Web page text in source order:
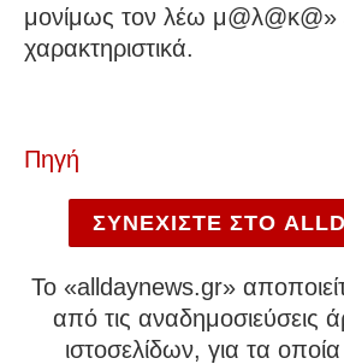
μονίμως τον λέω μ@λ@κ@»
χαρακτηριστικά.
Πηγή
ΣΥΝΕΧΙΣΤΕ ΣΤΟ
To «alldaynews.gr»
από τις αναδημοσιεύσεις
ιστοσελίδων, για τα